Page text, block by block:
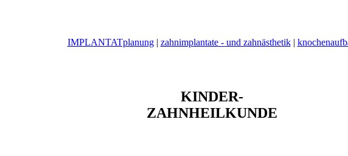
IMPLANTATplanung| zahnimplantate - und zahnästhetik|
KINDER-
ZAHNHEILKUNDE